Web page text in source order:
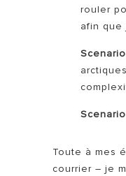
rouler
afin que
Toute à mes
courrier – je